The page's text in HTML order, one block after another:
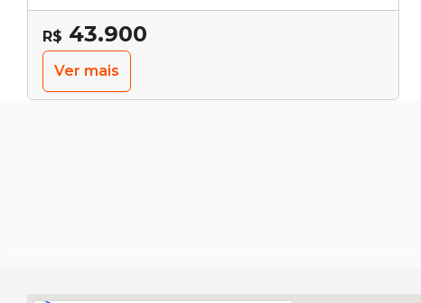
R$ 43.900
Ver mais